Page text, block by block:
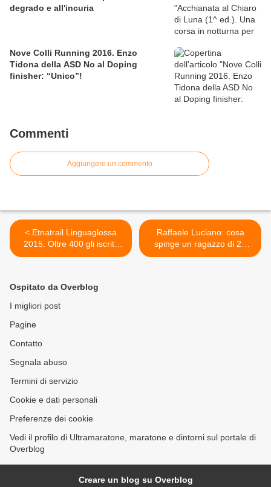
degrado e all'incuria
Nove Colli Running 2016. Enzo
Tidona della ASD No al Doping
finisher: “Unico”!
Commenti
Aggiungere un commento
< Etnatrail Linguaglossa
2015. Oltre 400 gli iscritti
con atleti di molte nazioni.
Raffaele Luciano: cosa
spinge un ragazzo di 29
anni a decidere di correre
Ospitato da Overblog
I migliori post
Pagine
Contatto
Segnala abuso
Termini di servizio
Cookie e dati personali
Preferenze dei cookie
Vedi il profilo di Ultramaratone, maratone e dintorni sul portale di
Overblog
Creare un blog su Overblog